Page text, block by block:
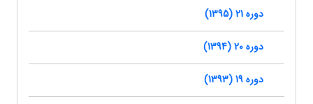
دوره 21 (1395)
دوره 20 (1394)
دوره 19 (1393)